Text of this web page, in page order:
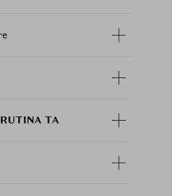
- transmite energie
TA